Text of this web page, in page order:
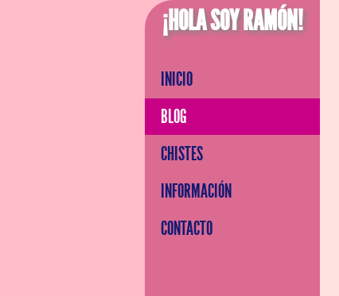
¡HOLA SOY RAMÓN!
INICIO
BLOG
CHISTES
INFORMACIÓN
CONTACTO